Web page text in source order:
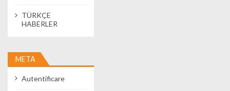
TÜRKÇE
HABERLER
META
Autentificare